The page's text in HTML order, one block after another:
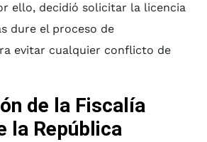
ello, decidió solicitar la licencia
dure el proceso de
evitar cualquier conflicto de
de la Fiscalía
la República